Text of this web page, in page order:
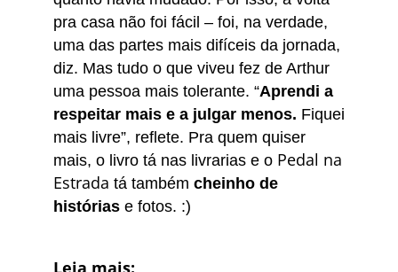
pra casa não foi fácil – foi, na verdade,
uma das partes mais difíceis da jornada,
diz. Mas tudo o que viveu fez de Arthur
uma pessoa mais tolerante. “Aprendi a
respeitar mais e a julgar menos. Fiquei
mais livre”, reflete. Pra quem quiser
mais, o livro tá nas livrarias e o Pedal na
Estrada tá também cheinho de
histórias e fotos. :)
Leia mais: